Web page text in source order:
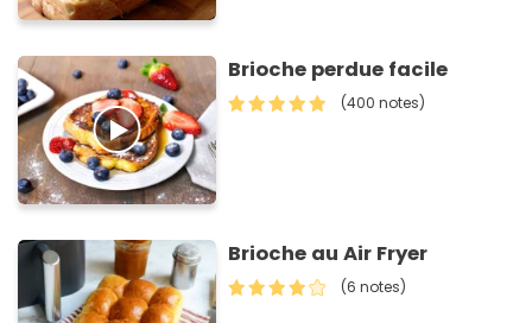
Brioche perdue facile
(400 notes)
Brioche au Air Fryer
(6 notes)